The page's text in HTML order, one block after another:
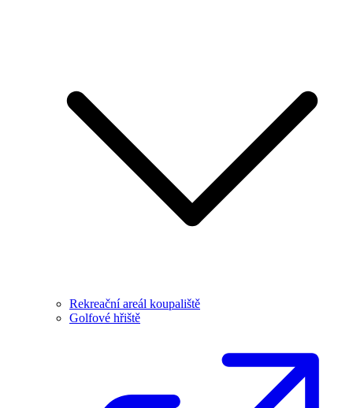
Rekreační areál koupaliště
Golfové hřiště